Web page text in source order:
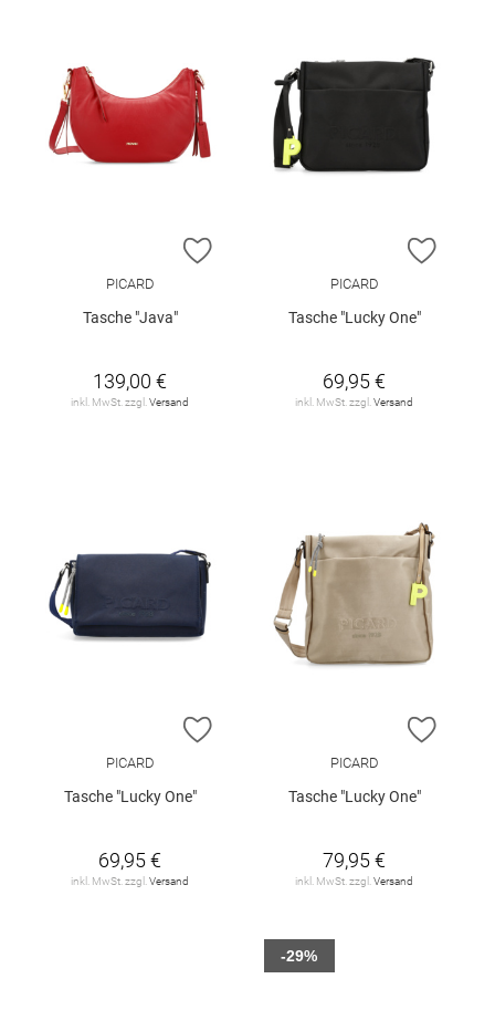
ZUR WUNSCHLISTE HINZUFÜGEN
PICARD
Tasche "Java"
139,00 €
inkl. MwSt. zzgl.Versand
ZUR
PICARD
Tasche "Lucky One"
69,95 €
inkl. MwSt. zzgl.Versand
ZUR WUNSCHLISTE HINZUFÜGEN
PICARD
Tasche "Lucky One"
69,95 €
inkl. MwSt. zzgl.Versand
ZUR
PICARD
Tasche "Lucky One"
79,95 €
inkl. MwSt. zzgl.Versand
-29%